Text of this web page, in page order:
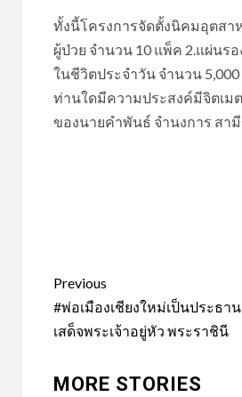
ทั้งนี้โครงการจัดตั้งนิคมอุตสาห
ผู้ป่วย จำนวน 10 แพ็ค 2.แผ่นร
ในชีวิตประจำวัน จำนวน
ท่านใดมีความประสงค์มีจิตเม
ของนายคำพันธ์ จำนงการ สา
Post
navigation
Previous
#พ่อเมืองเชียงใหม่เป็นประธ
เสด็จพระเจ้าอยู่หัว พระราชินี
MORE STORIES